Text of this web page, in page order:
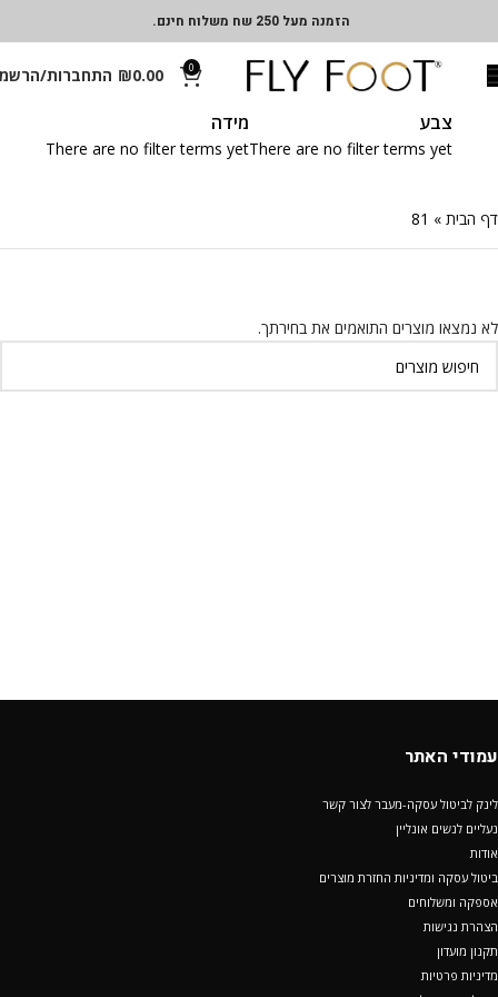
הזמנה מעל 250 שח משלוח חינם.
0
₪0.00 התחברות/
צבע
There are no filter terms yet
מידה
There are no filter terms yet
דף הבית »
81
לא נמצאו מוצרים התואמים את בחירתך.
עמודי האתר
לינק לביטול עסקה-מעבר לצור קשר
נעליים לנשים אונליין
אודות
ביטול עסקה ומדיניות החזרת מוצרים
אספקה ומשלוחים
הצהרת נגישות
תקנון מועדון
מדיניות פרטיות